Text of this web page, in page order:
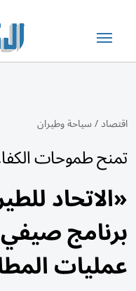
اقتصاد/سياحة وطيران
تمنح طموحات
«الاتحاد
برنامج
عمليات